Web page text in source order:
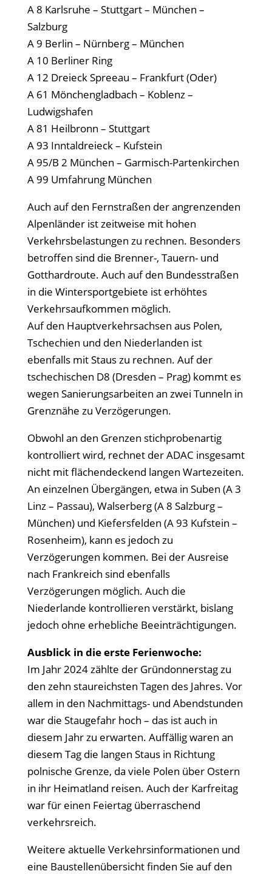
A 8 Karlsruhe – Stuttgart – München –
Salzburg
A 9 Berlin – Nürnberg – München
A 10 Berliner Ring
A 12 Dreieck Spreeau – Frankfurt (Oder)
A 61 Mönchengladbach – Koblenz –
Ludwigshafen
A 81 Heilbronn – Stuttgart
A 93 Inntaldreieck – Kufstein
A 95/B 2 München – Garmisch-Partenkirchen
A 99 Umfahrung München
Auch auf den Fernstraßen der angrenzenden
Alpenländer ist zeitweise mit hohen
Verkehrsbelastungen zu rechnen. Besonders
betroffen sind die Brenner-, Tauern- und
Gotthardroute. Auch auf den Bundesstraßen
in die Wintersportgebiete ist erhöhtes
Verkehrsaufkommen möglich.
Auf den Hauptverkehrsachsen aus Polen,
Tschechien und den Niederlanden ist
ebenfalls mit Staus zu rechnen. Auf der
tschechischen D8 (Dresden – Prag) kommt es
wegen Sanierungsarbeiten an zwei Tunneln in
Grenznähe zu Verzögerungen.
Obwohl an den Grenzen stichprobenartig
kontrolliert wird, rechnet der ADAC insgesamt
nicht mit flächendeckend langen Wartezeiten.
An einzelnen Übergängen, etwa in Suben (A 3
Linz – Passau), Walserberg (A 8 Salzburg –
München) und Kiefersfelden (A 93 Kufstein –
Rosenheim), kann es jedoch zu
Verzögerungen kommen. Bei der Ausreise
nach Frankreich sind ebenfalls
Verzögerungen möglich. Auch die
Niederlande kontrollieren verstärkt, bislang
jedoch ohne erhebliche Beeinträchtigungen.
Ausblick in die erste Ferienwoche:
Im Jahr 2024 zählte der Gründonnerstag zu
den zehn staureichsten Tagen des Jahres. Vor
allem in den Nachmittags- und Abendstunden
war die Staugefahr hoch – das ist auch in
diesem Jahr zu erwarten. Auffällig waren an
diesem Tag die langen Staus in Richtung
polnische Grenze, da viele Polen über Ostern
in ihr Heimatland reisen. Auch der Karfreitag
war für einen Feiertag überraschend
verkehrsreich.
Weitere aktuelle Verkehrsinformationen und
eine Baustellenübersicht finden Sie auf den